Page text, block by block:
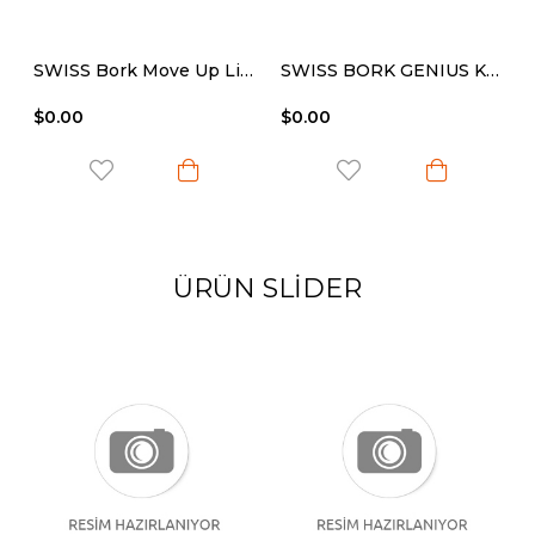
SWISS Bork Move Up Liposomal Glucosamine Cream 100 ml
$0.00
SWISS BORK GENIUS KIDS 150 ML SRP
$0.00
ÜRÜN SLIDER